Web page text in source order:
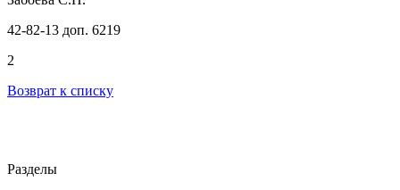
42-82-13 доп. 6219
2
Возврат к списку
Разделы